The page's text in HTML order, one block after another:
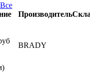
Все
Производитель
BRADY